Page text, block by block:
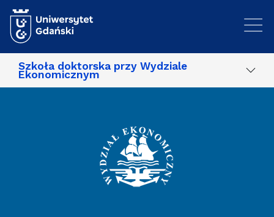
Szkoła doktorska przy Wydziale
Ekonomicznym